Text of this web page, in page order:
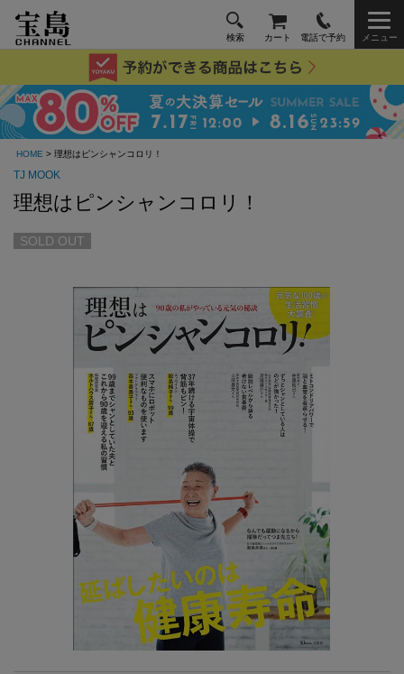
検索 カート 電話で予約 メニュー
HOME > 理想はピンシャンコロリ！
TJ MOOK
理想はピンシャンコロリ！
SOLD OUT